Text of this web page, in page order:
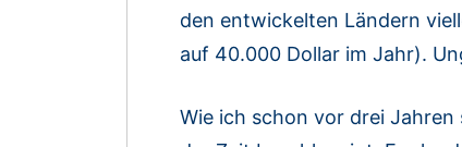
den entwickelten Ländern
auf 40.000 Dollar im Jahr).
Wie ich schon vor drei